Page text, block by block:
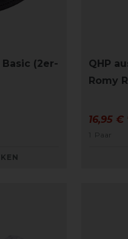
(2er-
QHP
Romy
16,95 €
1 Paar